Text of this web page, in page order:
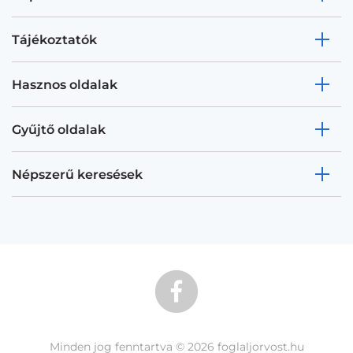
Tájékoztatók
Hasznos oldalak
Gyűjtő oldalak
Népszerű keresések
Minden jog fenntartva © 2026 foglaljorvost.hu